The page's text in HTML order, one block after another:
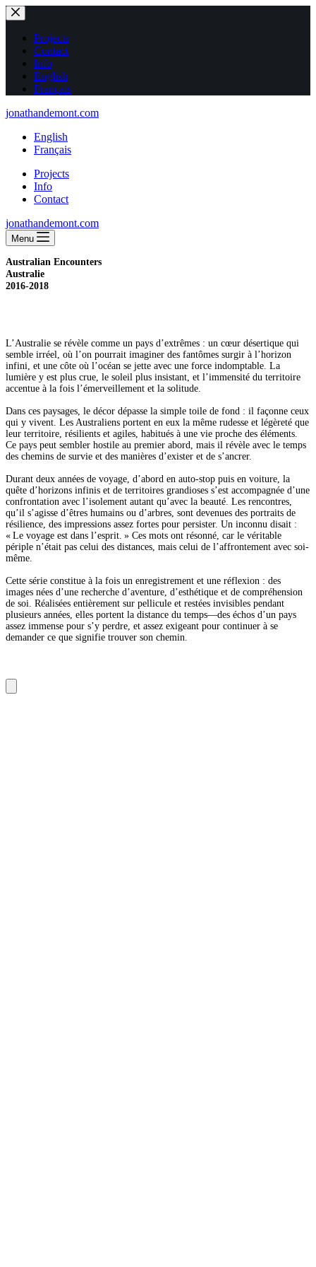
Passer
au
contenuProjects
Contact
Info
English
Français
jonathandemont.com
English
Français
Projects
Info
Contact
jonathandemont.com
Menu
Australian Encounters
Australie
2016-2018
L’Australie se révèle comme un pays d’extrêmes : un cœur désertique qui
semble irréel, où l’on pourrait imaginer des fantômes surgir à l’horizon
infini, et une côte où l’océan se jette avec une force indomptable. La
lumière y est plus crue, le soleil plus insistant, et l’immensité du territoire
accentue à la fois l’émerveillement et la solitude.
Dans ces paysages, le décor dépasse la simple toile de fond : il façonne ceux
qui y vivent. Les Australiens portent en eux la même rudesse et légèreté que
leur territoire, résilients et agiles, habitués à une vie proche des éléments.
Ce pays peut sembler hostile au premier abord, mais il révèle avec le temps
des chemins de survie et des manières d’exister et de s’ancrer.
Durant deux années de voyage, d’abord en auto-stop puis en voiture, la
quête d’horizons infinis et de territoires grandioses s’est accompagnée d’une
confrontation avec l’isolement autant qu’avec la beauté. Les rencontres,
qu’il s’agisse d’êtres humains ou d’arbres, sont devenues des portraits de
résilience, des impressions assez fortes pour persister. Un inconnu disait :
« Le voyage est dans l’esprit. » Ces mots ont résonné, car le véritable
périple n’était pas celui des distances, mais celui de l’affrontement avec soi-
même.
Cette série constitue à la fois un enregistrement et une réflexion : des
images nées d’une recherche d’aventure, d’esthétique et de compréhension
de soi. Réalisées entièrement sur pellicule et restées invisibles pendant
plusieurs années, elles portent la distance du temps—des échos d’un pays
assez immense pour s’y perdre, et assez exigeant pour continuer à se
demander ce que signifie trouver son chemin.